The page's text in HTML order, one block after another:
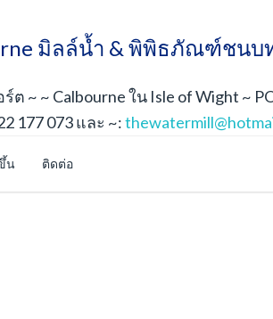
มิลล์น้ำ & พิพิธภัณฑ์ชนบ
ต ~ ~ Calbourne ใน Isle of Wight ~
177 073 และ ~:
น ติดต่อ